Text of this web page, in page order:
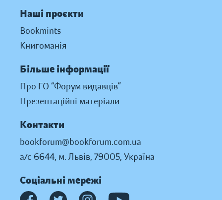
Наші проєкти
Bookmints
Книгоманія
Більше інформації
Про ГО “Форум видавців”
Презентаційні матеріали
Контакти
bookforum@bookforum.com.ua
а/с 6644, м. Львів, 79005, Україна
Соціальні мережі